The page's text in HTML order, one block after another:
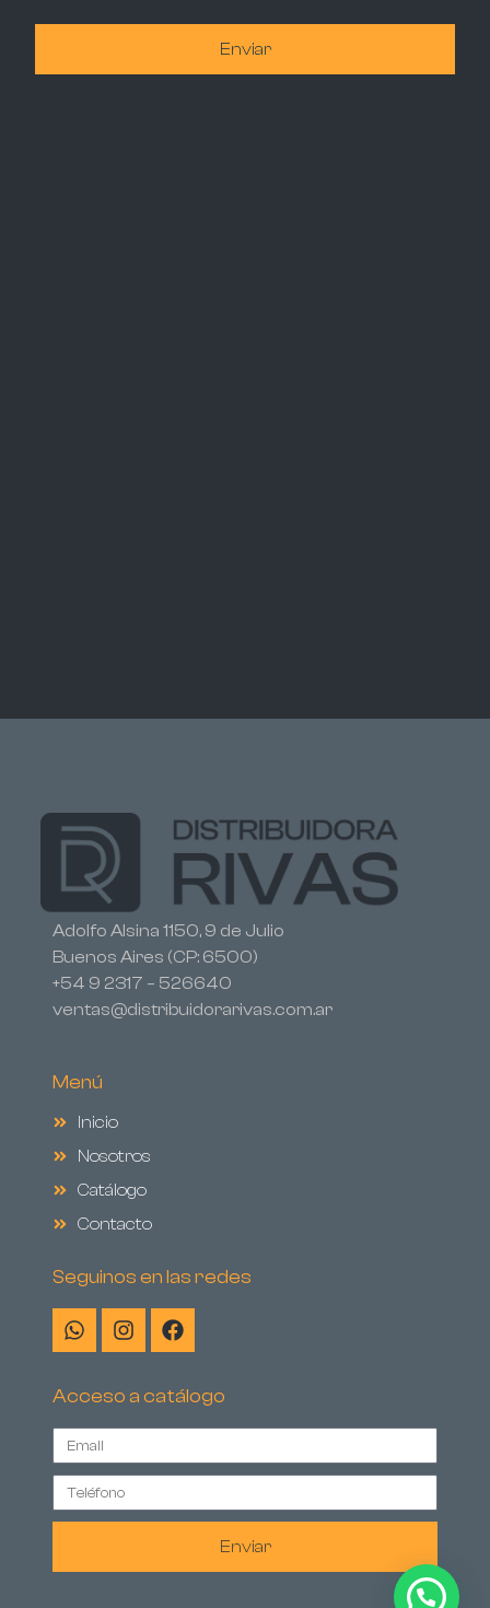
Enviar
Adolfo Alsina 1150, 9 de Julio
Buenos Aires (CP: 6500)
+54 9 2317 – 526640
ventas@distribuidorarivas.com.ar
Menú
Inicio
Nosotros
Catálogo
Contacto
Seguinos en las redes
Acceso a catálogo
Enviar